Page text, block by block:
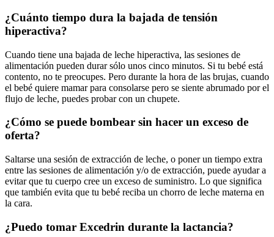
¿Cuánto tiempo dura la bajada de tensión
hiperactiva?
Cuando tiene una bajada de leche hiperactiva, las sesiones de
alimentación pueden durar sólo unos cinco minutos. Si tu bebé está
contento, no te preocupes. Pero durante la hora de las brujas, cuando
el bebé quiere mamar para consolarse pero se siente abrumado por el
flujo de leche, puedes probar con un chupete.
¿Cómo se puede bombear sin hacer un exceso de
oferta?
Saltarse una sesión de extracción de leche, o poner un tiempo extra
entre las sesiones de alimentación y/o de extracción, puede ayudar a
evitar que tu cuerpo cree un exceso de suministro. Lo que significa
que también evita que tu bebé reciba un chorro de leche materna en
la cara.
¿Puedo tomar Excedrin durante la lactancia?